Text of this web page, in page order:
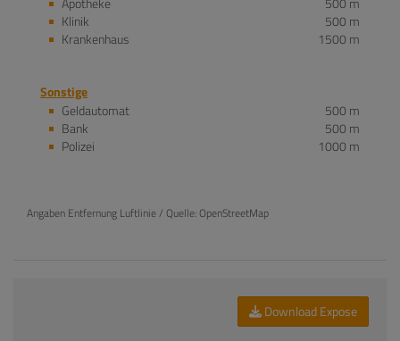
Klinik
500 m
Krankenhaus
1500 m
Sonstige
Geldautomat
500 m
Bank
500 m
Polizei
1000 m
Angaben Entfernung Luftlinie / Quelle: OpenStreetMap
Download Expose